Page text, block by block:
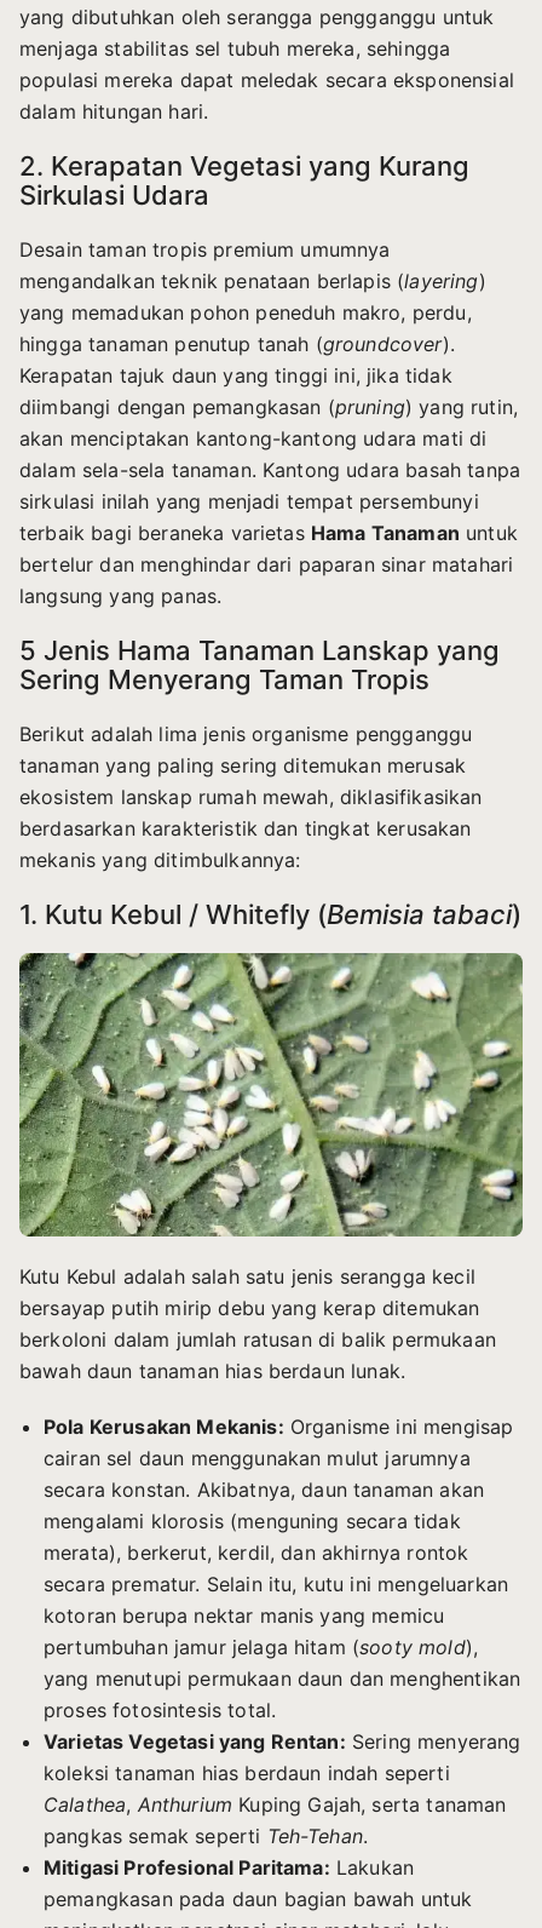
yang dibutuhkan oleh serangga pengganggu untuk
menjaga stabilitas sel tubuh mereka, sehingga
populasi mereka dapat meledak secara eksponensial
dalam hitungan hari.
2. Kerapatan Vegetasi yang Kurang
Sirkulasi Udara
Desain taman tropis premium umumnya
mengandalkan teknik penataan berlapis (layering)
yang memadukan pohon peneduh makro, perdu,
hingga tanaman penutup tanah (groundcover).
Kerapatan tajuk daun yang tinggi ini, jika tidak
diimbangi dengan pemangkasan (pruning) yang rutin,
akan menciptakan kantong-kantong udara mati di
dalam sela-sela tanaman. Kantong udara basah tanpa
sirkulasi inilah yang menjadi tempat persembunyi
terbaik bagi beraneka varietas Hama Tanaman untuk
bertelur dan menghindar dari paparan sinar matahari
langsung yang panas.
5 Jenis Hama Tanaman Lanskap yang
Sering Menyerang Taman Tropis
Berikut adalah lima jenis organisme pengganggu
tanaman yang paling sering ditemukan merusak
ekosistem lanskap rumah mewah, diklasifikasikan
berdasarkan karakteristik dan tingkat kerusakan
mekanis yang ditimbulkannya:
1. Kutu Kebul / Whitefly (Bemisia tabaci)
Kutu Kebul adalah salah satu jenis serangga kecil
bersayap putih mirip debu yang kerap ditemukan
berkoloni dalam jumlah ratusan di balik permukaan
bawah daun tanaman hias berdaun lunak.
Pola Kerusakan Mekanis: Organisme ini mengisap
cairan sel daun menggunakan mulut jarumnya
secara konstan. Akibatnya, daun tanaman akan
mengalami klorosis (menguning secara tidak
merata), berkerut, kerdil, dan akhirnya rontok
secara prematur. Selain itu, kutu ini mengeluarkan
kotoran berupa nektar manis yang memicu
pertumbuhan jamur jelaga hitam (sooty mold),
yang menutupi permukaan daun dan menghentikan
proses fotosintesis total.
Varietas Vegetasi yang Rentan: Sering menyerang
koleksi tanaman hias berdaun indah seperti
Calathea, Anthurium Kuping Gajah, serta tanaman
pangkas semak seperti Teh-Tehan.
Mitigasi Profesional Paritama: Lakukan
pemangkasan pada daun bagian bawah untuk